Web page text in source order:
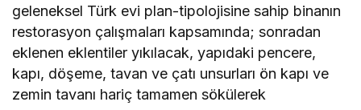
geleneksel Türk evi plan-tipolojisine sahip binanın
restorasyon çalışmaları kapsamında; sonradan
eklenen eklentiler yıkılacak, yapıdaki pencere,
kapı, döşeme, tavan ve çatı unsurları ön kapı ve
zemin tavanı hariç tamamen sökülerek